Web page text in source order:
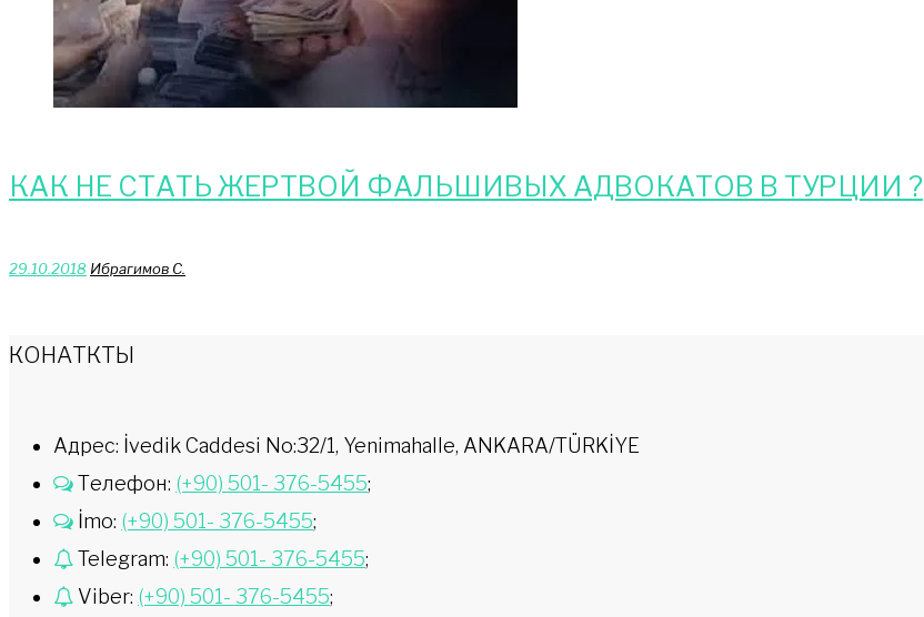
КАК НЕ СТАТЬ ЖЕРТВОЙ ФАЛЬШИВЫХ АДВОКАТОВ В ТУРЦИИ ?
29.10.2018 Ибрагимов С.
КОНАТКТЫ
Адрес: İvedik Caddesi No:32/1, Yenimahalle, ANKARA/TÜRKİYE
Телефон: (+90) 501- 376-5455;
İmo: (+90) 501- 376-5455;
Telegram: (+90) 501- 376-5455;
Viber: (+90) 501- 376-5455;